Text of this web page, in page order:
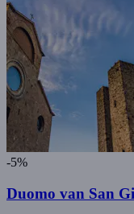
-5%
Duomo van San